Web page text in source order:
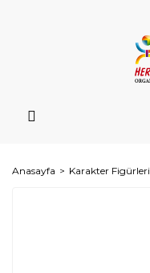
Anasayfa Karakter Figürleri